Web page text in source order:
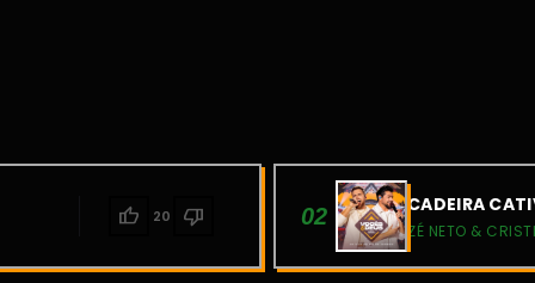
thumb_up 20 thumb_down 02 CADEIRA
ZÉ NETO &